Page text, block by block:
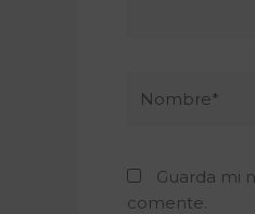
Guarda mi
comente.